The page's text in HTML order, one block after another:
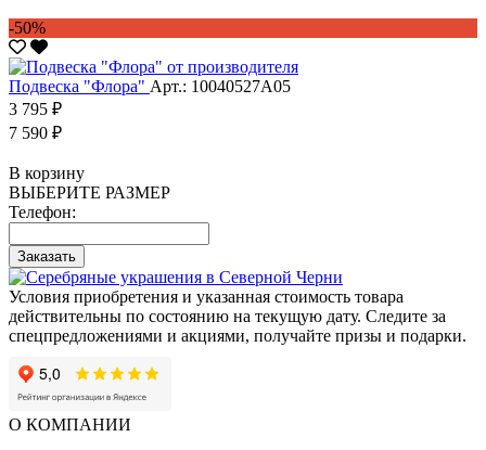
-50%
Подвеска "Флора" Арт.: 10040527А05
3 795 ₽
7 590 ₽
В корзину
ВЫБЕРИТЕ РАЗМЕР
Телефон:
Заказать
Условия приобретения и указанная стоимость товара
действительны по состоянию на текущую дату. Следите за
спецпредложениями и акциями, получайте призы и подарки.
О КОМПАНИИ